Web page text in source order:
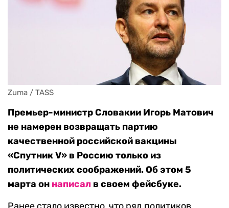
Zuma / TASS
Премьер-министр Словакии Игорь Матович
не намерен возвращать партию
качественной российской вакцины
«Спутник V» в Россию только из
политических соображений. Об этом 5
марта он написал в своем фейсбуке.